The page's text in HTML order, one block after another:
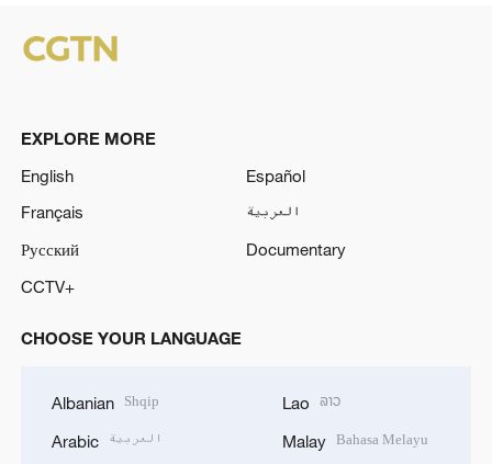
EXPLORE MORE
English
Español
Français
العربية
Русский
Documentary
CCTV+
CHOOSE YOUR LANGUAGE
Albanian Shqip
Arabic العربية
Lao ລາວ
Malay Bahasa Melayu